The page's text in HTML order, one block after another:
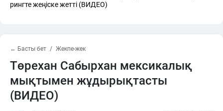
рингте жеңіске жетті (ВИДЕО)
← Басты бет Жекпе-жек
Төрехан Сабырхан мексикалық
мықтымен жұдырықтасты
(ВИДЕО)